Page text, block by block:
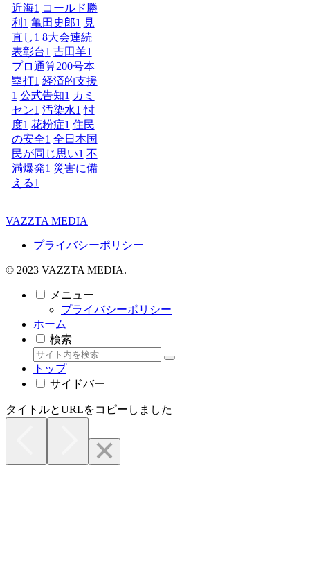
近海1 コールド勝
利 1 亀田史郎1 見
直し1 8大会連続
表彰台1 吉田羊1
プロ通算200号本
塁打1 経済的支援
1 公式告知1 カミ
セン1 汚染水1 忖
度1 花粉症1 住民
の安全1 全日本国
民が同じ思い1 不
満爆発1 災害に備
える1
VAZZTA MEDIA
プライバシーポリシー
© 2023 VAZZTA MEDIA.
メニュー
プライバシーポリシー
ホーム
検索
トップ
サイドバー
タイトルとURLをコピーしました